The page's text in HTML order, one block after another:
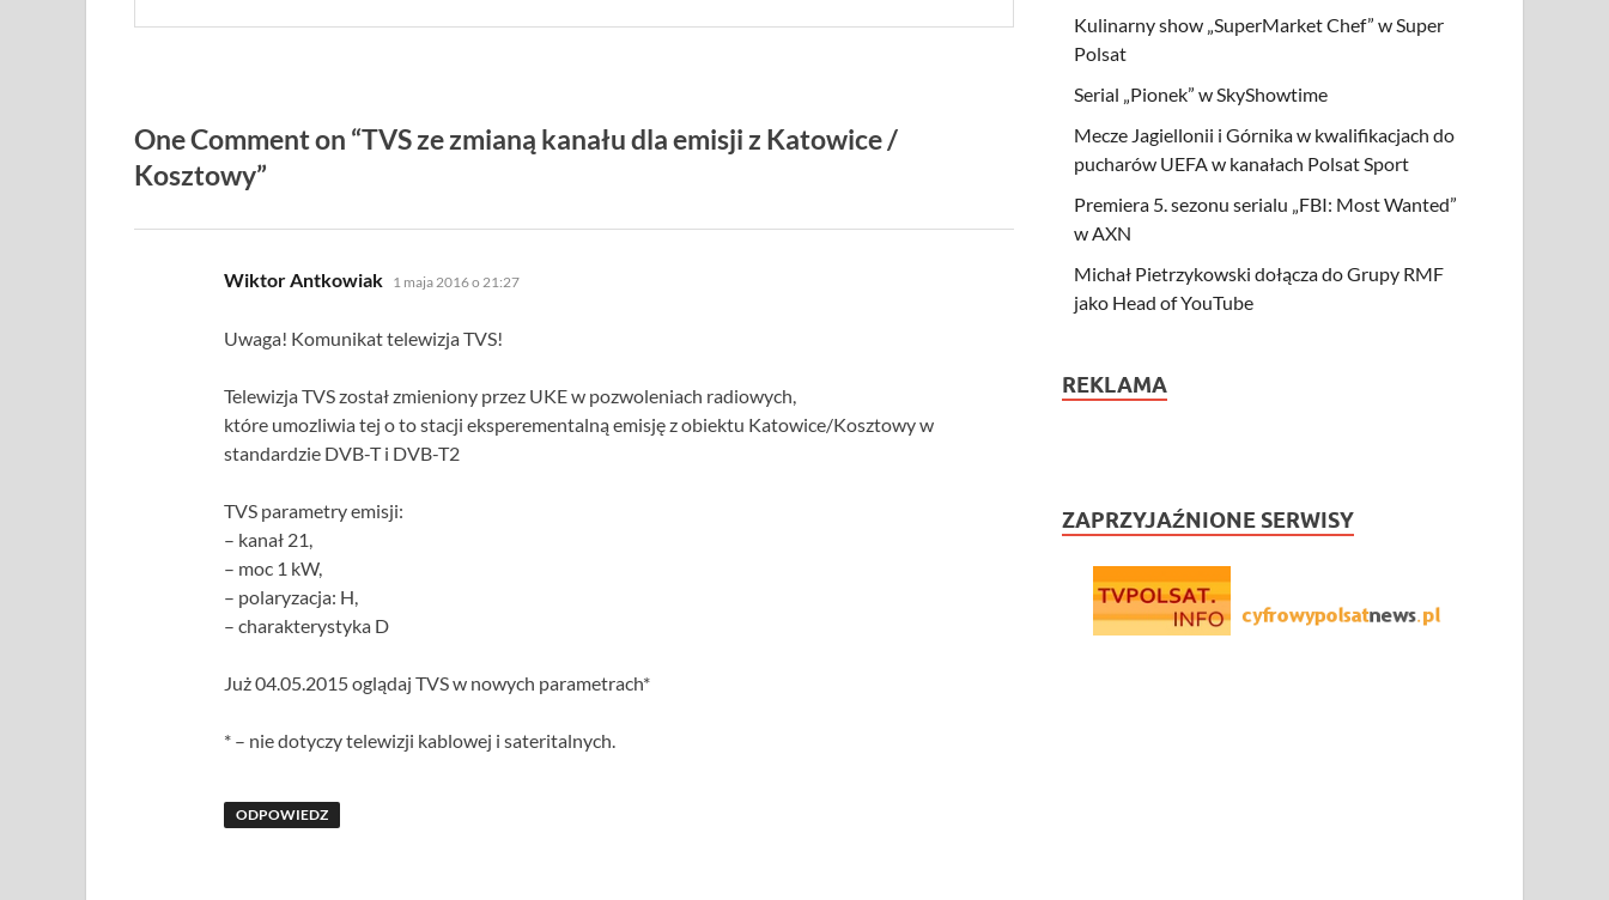
One Comment on “TVS ze zmianą kanału dla emisji z Katowice /
Kosztowy”
Wiktor Antkowiak pisze:
1 maja 2016 o 21:27
Uwaga! Komunikat telewizja TVS!
Telewizja TVS został zmieniony przez UKE w pozwoleniach radiowych,
które umozliwia tej o to stacji eksperementalną emisję z obiektu Katowice/Kosztowy w
standardzie DVB-T i DVB-T2
TVS parametry emisji:
– kanał 21,
– moc 1 kW,
– polaryzacja: H,
– charakterystyka D
Już 04.05.2015 oglądaj TVS w nowych parametrach*
* – nie dotyczy telewizji kablowej i sateritalnych.
ODPOWIEDZ
Kulinarny show „SuperMarket Chef” w Super
Polsat
Serial „Pionek” w SkyShowtime
Mecze Jagiellonii i Górnika w kwalifikacjach do
pucharów UEFA w kanałach Polsat Sport
Premiera 5. sezonu serialu „FBI: Most Wanted”
w AXN
Michał Pietrzykowski dołącza do Grupy RMF
jako Head of YouTube
REKLAMA
ZAPRZYJAŹNIONE SERWISY